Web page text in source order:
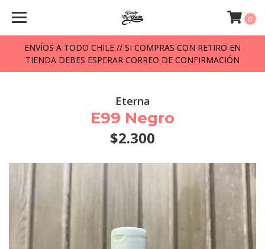
ENVÍOS A TODO CHILE // SI COMPRAS CON RETIRO EN
TIENDA DEBES ESPERAR CORREO DE CONFIRMACIÓN
0
Eterna
E99 Negro
$2.300